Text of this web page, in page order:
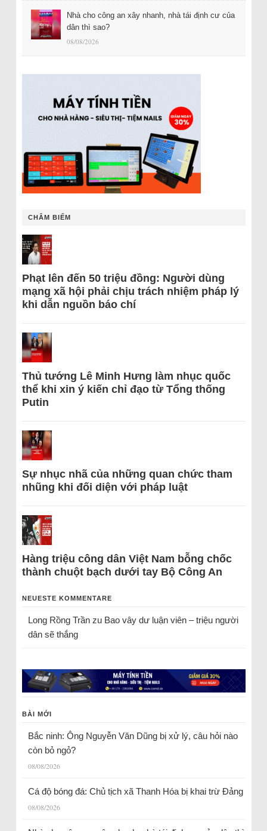
Nhà cho công an xây nhanh, nhà tái định cư của
dân thì sao?
08/08/2026
CHÂM BIẾM
Phạt lên đến 50 triệu đồng: Người dùng
mạng xã hội phải chịu trách nhiệm pháp lý
khi dẫn nguồn báo chí
Thủ tướng Lê Minh Hưng làm nhục quốc
thể khi xin ý kiến chỉ đạo từ Tổng thống
Putin
Sự nhục nhã của những quan chức tham
nhũng khi đối diện với pháp luật
Hàng triệu công dân Việt Nam bỗng chốc
thành chuột bạch dưới tay Bộ Công An
NEUESTE KOMMENTARE
Long Rồng Trầnzu Bao vây dư luận viên – triệu người
dân sẽ thắng
BÀI MỚI
Bắc ninh: Ông Nguyễn Văn Dũng bị xử lý, câu hỏi nào
còn bỏ ngỏ?
08/08/2026
Cá độ bóng đá: Chủ tịch xã Thanh Hóa bị khai trừ Đảng
08/08/2026